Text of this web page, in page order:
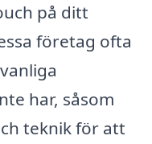
på ditt
företag ofta
har, såsom
teknik för att